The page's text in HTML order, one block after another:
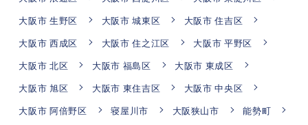
大阪市 生野区
大阪市 城東区
大阪市 住吉区
大阪市 西成区
大阪市 住之江区
大阪市 平野区
大阪市 北区
大阪市 福島区
大阪市 東成区
大阪市 旭区
大阪市 東住吉区
大阪市 中央区
大阪市 阿倍野区
寝屋川市 大阪狭山市
能勢町